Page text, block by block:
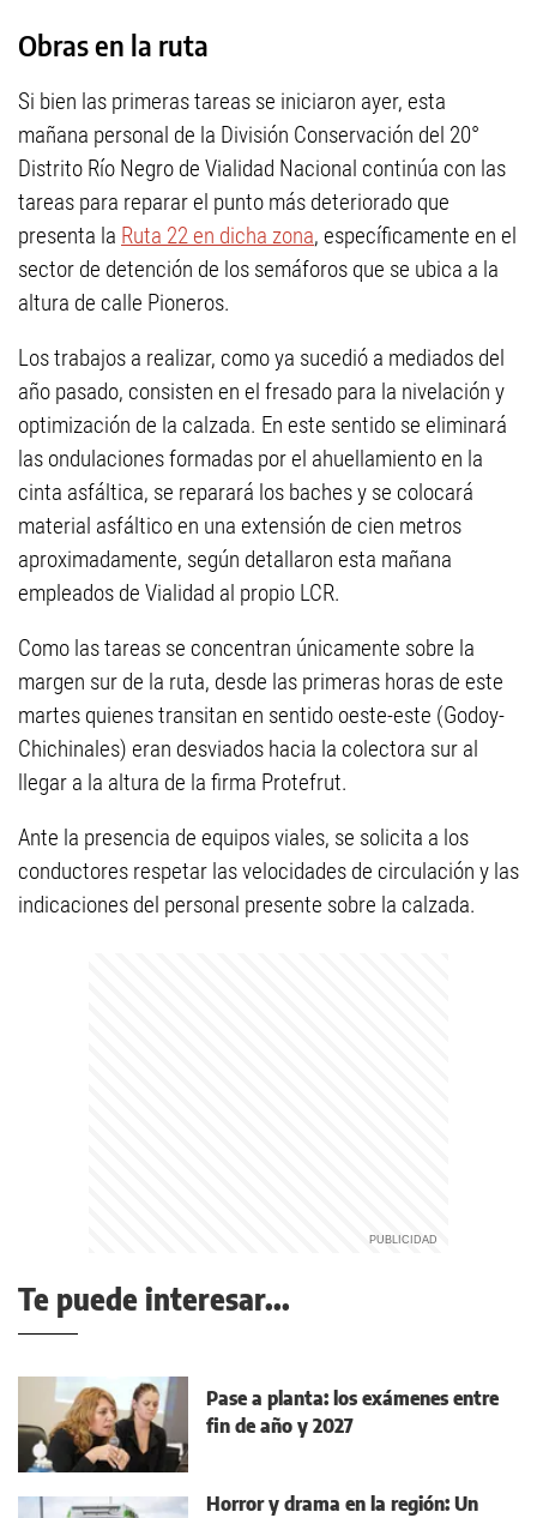
Obras en la ruta
Si bien las primeras tareas se iniciaron ayer, esta
mañana personal de la División Conservación del 20°
Distrito Río Negro de Vialidad Nacional continúa con las
tareas para reparar el punto más deteriorado que
presenta la Ruta 22 en dicha zona, específicamente en el
sector de detención de los semáforos que se ubica a la
altura de calle Pioneros.
Los trabajos a realizar, como ya sucedió a mediados del
año pasado, consisten en el fresado para la nivelación y
optimización de la calzada. En este sentido se eliminará
las ondulaciones formadas por el ahuellamiento en la
cinta asfáltica, se reparará los baches y se colocará
material asfáltico en una extensión de cien metros
aproximadamente, según detallaron esta mañana
empleados de Vialidad al propio LCR.
Como las tareas se concentran únicamente sobre la
margen sur de la ruta, desde las primeras horas de este
martes quienes transitan en sentido oeste-este (Godoy-
Chichinales) eran desviados hacia la colectora sur al
llegar a la altura de la firma Protefrut.
Ante la presencia de equipos viales, se solicita a los
conductores respetar las velocidades de circulación y las
indicaciones del personal presente sobre la calzada.
Te puede interesar...
Pase a planta: los exámenes entre
fin de año y 2027
Horror y drama en la región: Un